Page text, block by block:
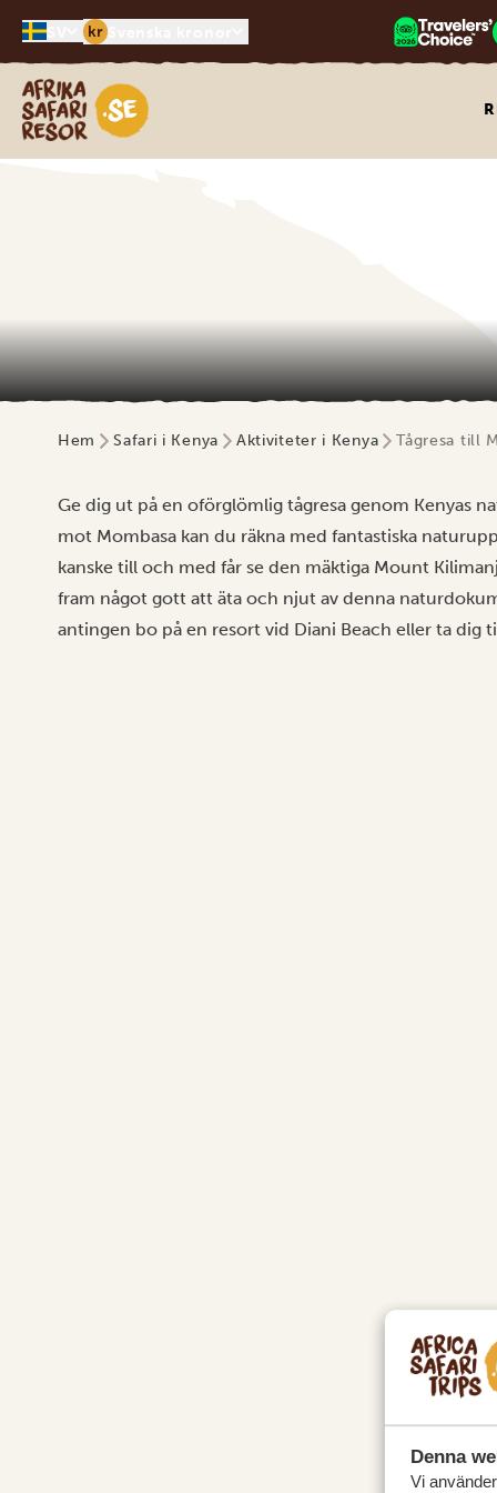
Denna
Vi
kr
Safari-resor i Afrika
Hem Safari i Kenya Aktiviteter i Kenya Tågresa till
Ge dig ut på en oförglömlig tågresa genom Kenyas
mot Mombasa kan du räkna med fantastiska
kanske till och med får se den mäktiga Mount
fram något gott att äta och njut av denna
antingen bo på en resort vid Diani Beach eller ta dig